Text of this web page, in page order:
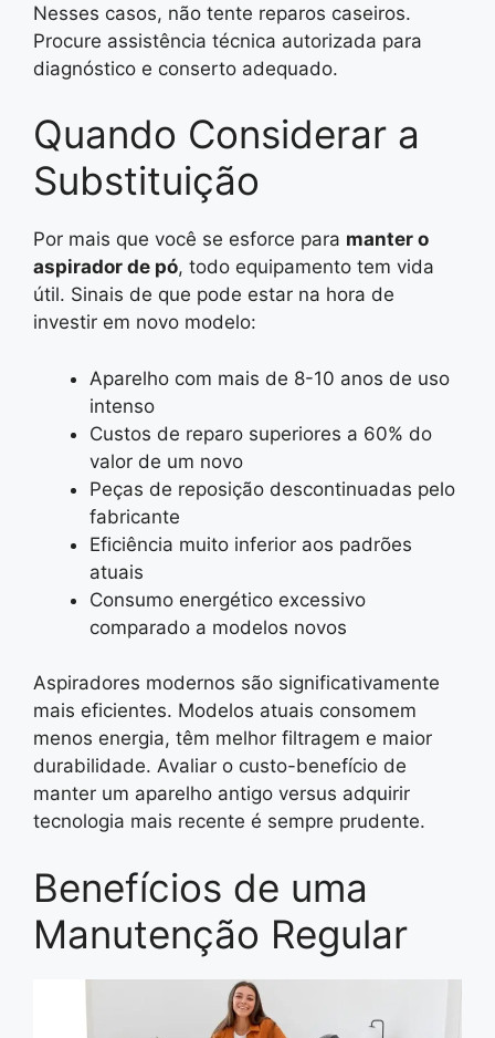
Nesses casos, não tente reparos caseiros.
Procure assistência técnica autorizada para
diagnóstico e conserto adequado.
Quando Considerar a
Substituição
Por mais que você se esforce para manter o
aspirador de pó, todo equipamento tem vida
útil. Sinais de que pode estar na hora de
investir em novo modelo:
Aparelho com mais de 8-10 anos de uso
intenso
Custos de reparo superiores a 60% do
valor de um novo
Peças de reposição descontinuadas pelo
fabricante
Eficiência muito inferior aos padrões
atuais
Consumo energético excessivo
comparado a modelos novos
Aspiradores modernos são significativamente
mais eficientes. Modelos atuais consomem
menos energia, têm melhor filtragem e maior
durabilidade. Avaliar o custo-benefício de
manter um aparelho antigo versus adquirir
tecnologia mais recente é sempre prudente.
Benefícios de uma
Manutenção Regular